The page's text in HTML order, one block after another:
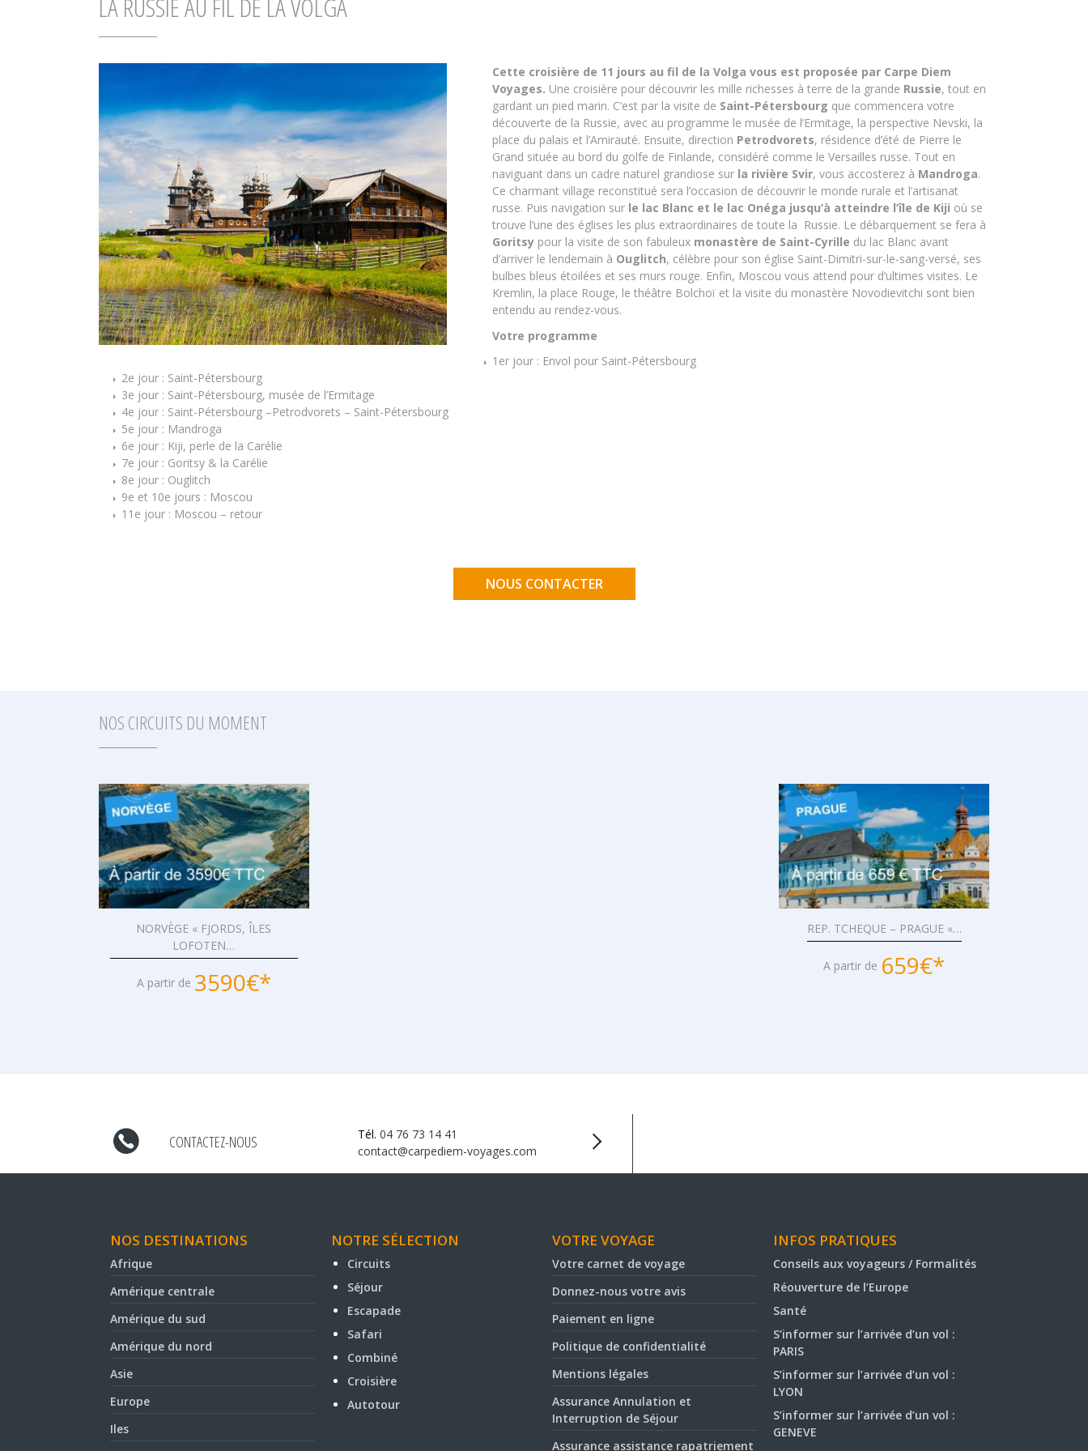
Cette croisière de 11 jours au fil de la Volga vous est proposée par Carpe Diem
Voyages. Une croisière pour découvrir les mille richesses à terre de la grande Russie, tout en
gardant un pied marin. C’est par la visite de Saint-Pétersbourg que commencera votre
découverte de la Russie, avec au programme le musée de l’Ermitage, la perspective Nevski, la
place du palais et l’Amirauté. Ensuite, direction Petrodvorets, résidence d’été de Pierre le
Grand située au bord du golfe de Finlande, considéré comme le Versailles russe. Tout en
naviguant dans un cadre naturel grandiose sur la rivière Svir, vous accosterez à Mandroga.
Ce charmant village reconstitué sera l’occasion de découvrir le monde rurale et l’artisanat
russe. Puis navigation sur le lac Blanc et le lac Onéga jusqu’à atteindre l’île de Kiji où se
trouve l’une des églises les plus extraordinaires de toute la Russie. Le débarquement se fera à
Goritsy pour la visite de son fabuleux monastère de Saint-Cyrille du lac Blanc avant
d’arriver le lendemain à Ouglitch, célèbre pour son église Saint-Dimitri-sur-le-sang-versé, ses
bulbes bleus étoilées et ses murs rouge. Enfin, Moscou vous attend pour d’ultimes visites. Le
Kremlin, la place Rouge, le théâtre Bolchoï et la visite du monastère Novodievitchi sont bien
entendu au rendez-vous.
Votre programme
1er jour : Envol pour Saint-Pétersbourg
2e jour : Saint-Pétersbourg
3e jour : Saint-Pétersbourg, musée de l’Ermitage
4e jour : Saint-Pétersbourg –Petrodvorets – Saint-Pétersbourg
5e jour : Mandroga
6e jour : Kiji, perle de la Carélie
7e jour : Goritsy & la Carélie
8e jour : Ouglitch
9e et 10e jours : Moscou
11e jour : Moscou – retour
NOUS CONTACTER
NOS CIRCUITS DU MOMENT
NORVÈGE « FJORDS, ÎLES
LOFOTEN…
A partir de 3590€*
REP. TCHEQUE – PRAGUE «…
A partir de 659€*
CONTACTEZ-NOUS Tél. 04 76 73 14 41
contact@carpediem-voyages.com
NOS DESTINATIONS
Afrique
Amérique centrale
Amérique du sud
Amérique du nord
Asie
Europe
Iles
NOTRE SÉLECTION
Circuits
Séjour
Escapade
Safari
Combiné
Croisière
Autotour
VOTRE VOYAGE
Votre carnet de voyage
Donnez-nous votre avis
Paiement en ligne
Politique de confidentialité
Mentions légales
Assurance Annulation et
Interruption de Séjour
Assurance assistance rapatriement
INFOS PRATIQUES
Conseils aux voyageurs / Formalités
Réouverture de l’Europe
Santé
S’informer sur l’arrivée d’un vol :
PARIS
S’informer sur l’arrivée d’un vol :
LYON
S’informer sur l’arrivée d’un vol :
GENEVE